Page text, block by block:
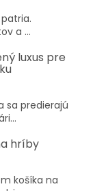
a ...
luxus pre
sa predierajú
hríby
košíka na